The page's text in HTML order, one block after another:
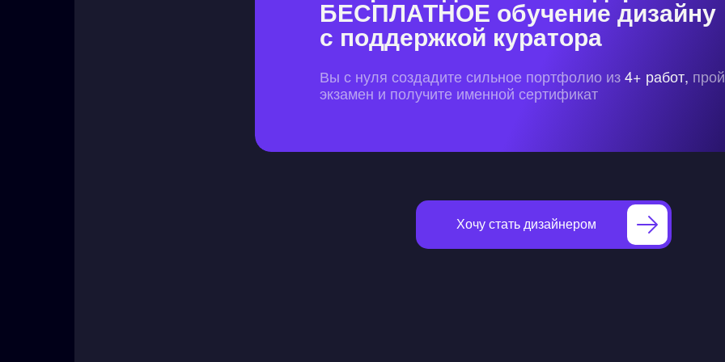
БЕСПЛАТНОЕ обучение дизайну
с поддержкой куратора
Вы с нуля создадите сильное портфолио из4+ работ,
экзамен и получите именной сертификат
Хочу стать дизайнером